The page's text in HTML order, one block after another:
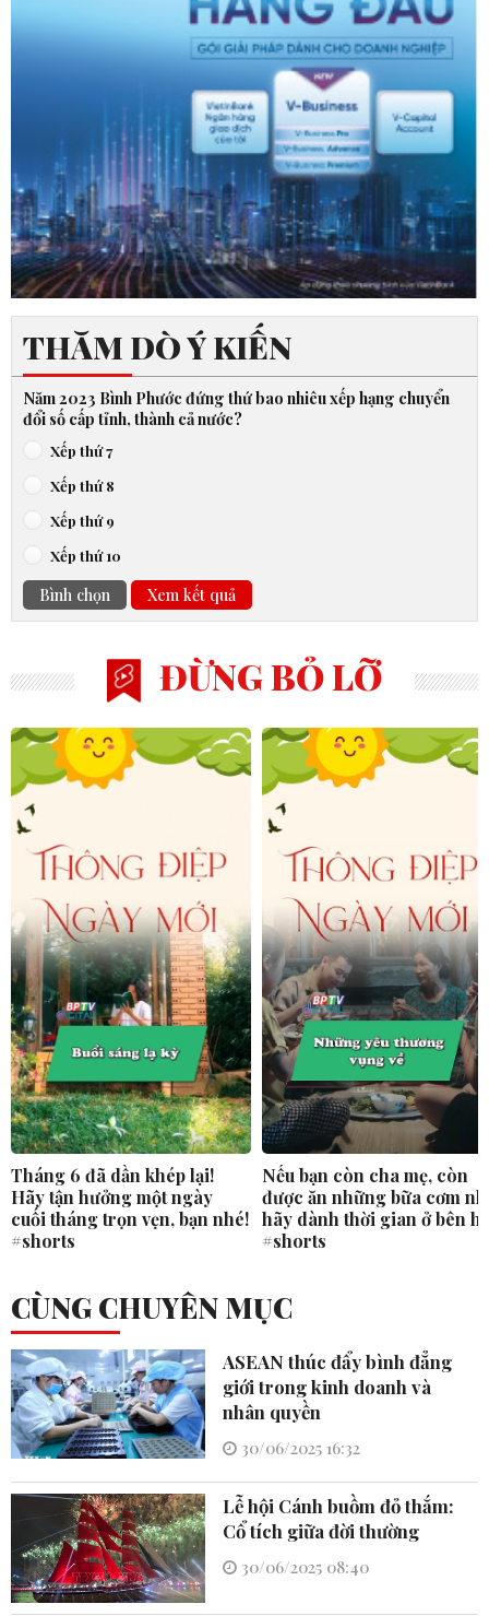
THĂM DÒ Ý KIẾN
Năm 2023 Bình Phước đứng thứ bao nhiêu xếp hạng chuyển
đổi số cấp tỉnh, thành cả nước?
Xếp thứ 7
Xếp thứ 8
Xếp thứ 9
Xếp thứ 10
Bình chọn Xem kết quả
ĐỪNG BỎ LỠ
Tháng 6 đã dần khép lại!
Hãy tận hưởng một ngày
cuối tháng trọn vẹn, bạn nhé!
#shorts
Nếu bạn còn cha mẹ, còn
được ăn những bữa cơm
hãy dành thời gian ở bên
#shorts
CÙNG CHUYÊN MỤC
ASEAN thúc đẩy bình đẳng
giới trong kinh doanh và
nhân quyền
30/06/2025 16:32
Lễ hội Cánh buồm đỏ thắm:
Cổ tích giữa đời thường
30/06/2025 08:40